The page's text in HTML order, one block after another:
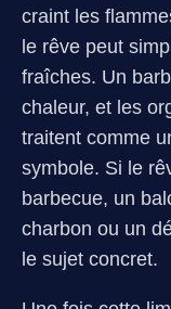
craint les
le rêve peut
fraîches. Un
chaleur, et les
traitent comme
symbole. Si le
barbecue, un
charbon ou un
le sujet concret.